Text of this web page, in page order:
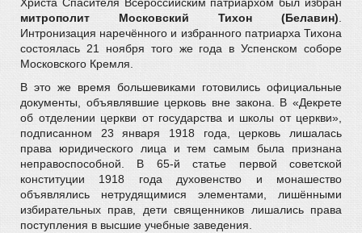
митрополит Московский Тихон (Белавин)
Интронизация наречённого и избранного патриарха Тихона
состоялась 21 ноября того же года в Успенском соборе
Московского Кремля.
В это же время большевиками готовились официальные
документы, объявлявшие церковь вне закона. В «Декрете
об отделении церкви от государства и школы от церкви»,
подписанном 23 января 1918 года, церковь лишалась
права юридического лица и тем самым была признана
неправоспособной. В 65-й статье первой советской
конституции 1918 года духовенство и монашество
объявлялись нетрудящимися элементами, лишёнными
избирательных прав, дети священников лишались права
поступления в высшие учебные заведения.